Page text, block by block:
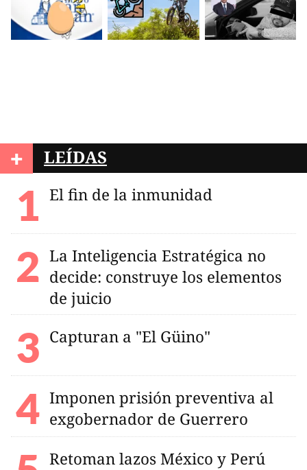
+ LEÍDAS
El fin de la inmunidad
La Inteligencia Estratégica no
decide: construye los elementos
de juicio
Capturan a "El Güino"
Imponen prisión preventiva al
exgobernador de Guerrero
Retoman lazos México y Perú